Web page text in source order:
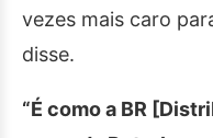
vezes mais caro
disse.
“É como a BR